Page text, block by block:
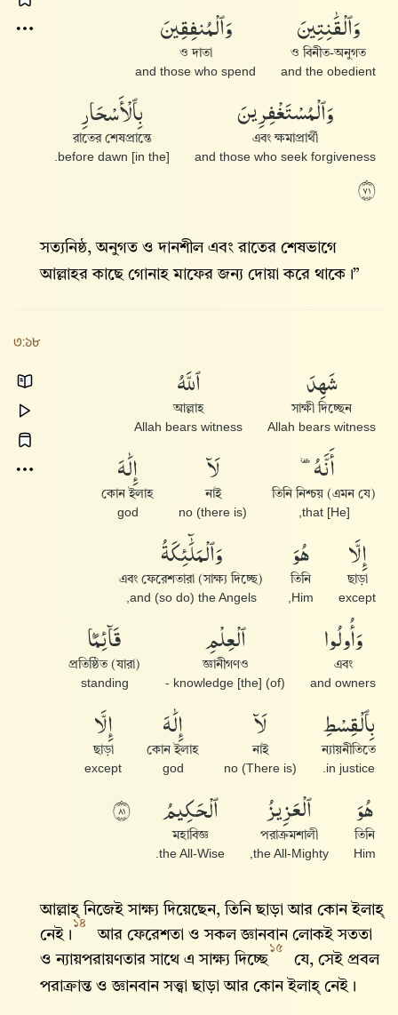
وَٱلْقَٰنِتِينَ
ও বিনীত-অনুগত
and the obedient
وَٱلْمُنفِقِينَ
ও দাতা
and those who spend
وَٱلْمُسْتَغْفِرِينَ
এবং ক্ষমাপ্রার্থী
and those who seek forgiveness
بِٱلْأَسْحَارِ
রাতের শেষপ্রান্তে
[in the] before dawn.
١٧
সত্যনিষ্ঠ, অনুগত ও দানশীল এবং রাতের শেষভাগে
আল্লাহ‌র কাছে গোনাহ মাফের জন্য দোয়া করে থাকে।”
৩:১৮
شَهِدَ
সাক্ষী দিচ্ছেন
Allah bears witness
ٱللَّهُ
আল্লাহ
Allah bears witness
أَنَّهُۥ
তিনি নিশ্চয় (এমন যে)
that [He],
لَآ
নাই
(there is) no
إِلَٰهَ
কোন ইলাহ
god
إِلَّا
ছাড়া
except
هُوَ
তিনি
Him,
وَٱلْمَلَٰٓئِكَةُ
এবং ফেরেশতারা (সাক্ষ্য দিচ্ছে)
and (so do) the Angels,
وَأُو۟لُوا۟
এবং
and owners
ٱلْعِلْمِ
জ্ঞানীগণও
(of) [the] knowledge -
قَآئِمًۢا
(যারা) প্রতিষ্ঠিত
standing
بِٱلْقِسْطِ
ন্যায়নীতিতে
in justice.
لَآ
নাই
(There is) no
إِلَٰهَ
কোন ইলাহ
god
إِلَّا
ছাড়া
except
هُوَ
তিনি
Him
ٱلْعَزِيزُ
পরাক্রমশালী
the All-Mighty,
ٱلْحَكِيمُ
মহাবিজ্ঞ
the All-Wise.
١٨
আল্লাহ্‌ নিজেই সাক্ষ্য দিয়েছেন, তিনি ছাড়া আর কোন ইলাহ্‌
নেই।
১৪
আর ফেরেশতা ও সকল জ্ঞানবান লোকই সততা
ও ন্যায়পরায়ণতার সাথে এ সাক্ষ্য দিচ্ছে
১৫
যে, সেই প্রবল
পরাক্রান্ত ও জ্ঞানবান সত্ত্বা ছাড়া আর কোন ইলাহ্‌ নেই।